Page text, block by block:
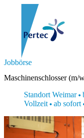
Suche...
Bewerber
Jobbörse
Standorte
Datenschutz
Zurück
Vorteile
Initiativbewerbung
Zurück
Personalanfrage
Jobbörse
Maschinenschlosser (m/
Standort Weimar
Vollzeit
ab sofort